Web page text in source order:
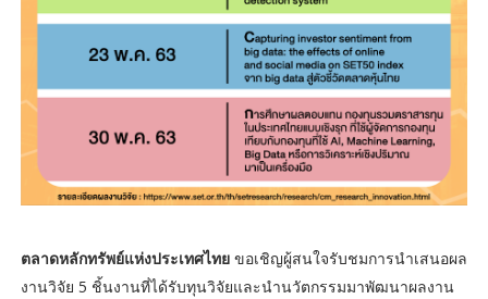
ตลาดหลักทรัพย์แห่งประเทศไทยขอเชิญผู้สนใจรับชมการนำเสนอผล
งานวิจัย 5 ชิ้นงานที่ได้รับทุนวิจัยและนำนวัตกรรมมาพัฒนาผลงาน